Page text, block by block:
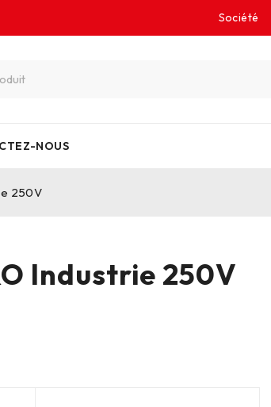
Société
NOUS
Industrie 250V
250V